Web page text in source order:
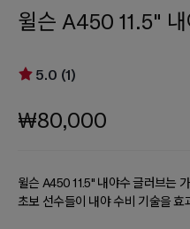
윌슨 A450 11.5"
5.0 (1)
₩80,000
윌슨 A450 11.5" 내야수 글러브는
초보 선수들이 내야 수비 기술을 효